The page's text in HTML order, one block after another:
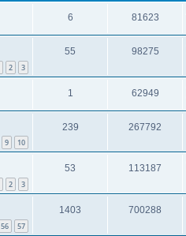
6 81623
2 3
55 98275
1 62949
9 10
239 267792
2 3
53 113187
56 57
1403 700288